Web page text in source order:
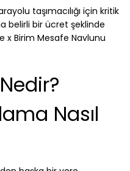
taşımacılığı için kritik
belirli bir ücret şeklinde
x Birim Mesafe Navlunu
Nasıl